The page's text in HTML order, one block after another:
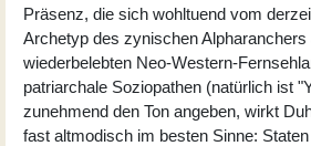
Präsenz, die sich wohltuend vom
Archetyp des zynischen Alpharanchers
wiederbelebten Neo-Western-
patriarchale Soziopathen (natürlich ist
zunehmend den Ton angeben, wirkt
fast altmodisch im besten Sinne: